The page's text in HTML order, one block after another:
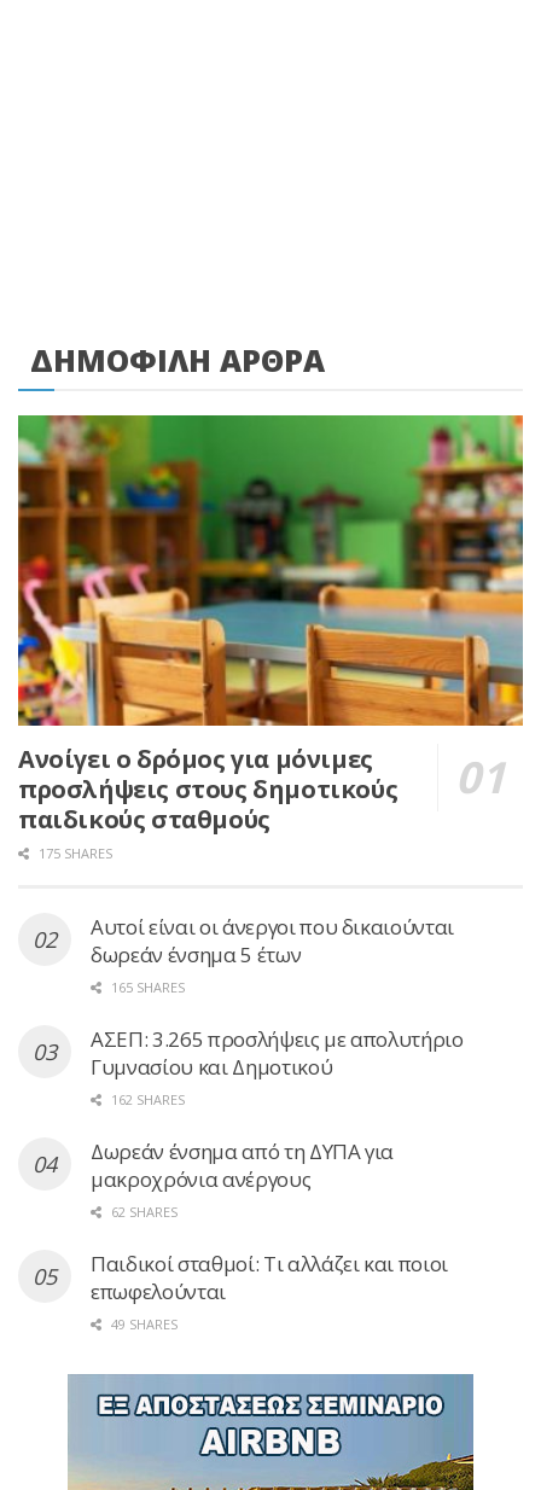
ΔΗΜΟΦΙΛΗ ΑΡΘΡΑ
Ανοίγει ο δρόμος για μόνιμες
προσλήψεις στους δημοτικούς
παιδικούς σταθμούς
175 SHARES
Αυτοί είναι οι άνεργοι που δικαιούνται
δωρεάν ένσημα 5 έτων
165 SHARES
ΑΣΕΠ: 3.265 προσλήψεις με απολυτήριο
Γυμνασίου και Δημοτικού
162 SHARES
Δωρεάν ένσημα από τη ΔΥΠΑ για
μακροχρόνια ανέργους
62 SHARES
Παιδικοί σταθμοί: Τι αλλάζει και ποιοι
επωφελούνται
49 SHARES